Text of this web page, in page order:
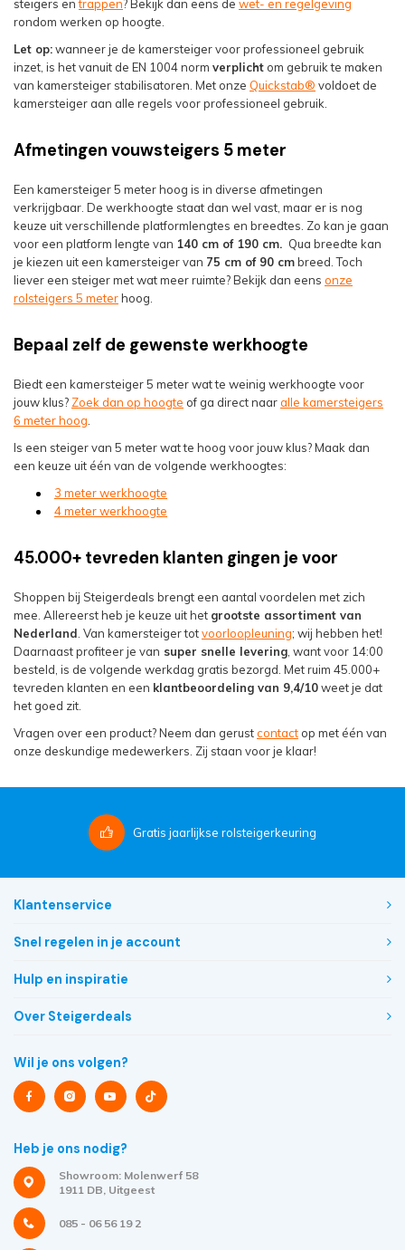
steigers entrappen? Bekijk dan eens de wet- en regelgeving
rondom werken op hoogte.
Let op:wanneer je de kamersteiger voor professioneel gebruik
inzet, is het vanuit de EN 1004 norm verplicht om gebruik te maken
van kamersteiger stabilisatoren. Met onze Quickstab® voldoet de
kamersteiger aan alle regels voor professioneel gebruik.
Afmetingen vouwsteigers 5 meter
Een kamersteiger 5 meter hoog is in diverse afmetingen
verkrijgbaar. De werkhoogte staat dan wel vast, maar er is nog
keuze uit verschillende platformlengtes en breedtes. Zo kan je gaan
voor een platform lengte van 140 cm of 190 cm. Qua breedte kan
je kiezen uit een kamersteiger van 75 cm of 90 cmbreed. Toch
liever een steiger met wat meer ruimte? Bekijk dan eens onze
rolsteigers 5 meterhoog.
Bepaal zelf de gewenste werkhoogte
Biedt een kamersteiger 5 meter wat te weinig werkhoogte voor
jouw klus? Zoek dan op hoogte of ga direct naaralle kamersteigers
6 meter hoog
Is een steiger van 5 meter wat te hoog voor jouw klus? Maak dan
een keuze uit één van de volgende werkhoogtes:
3 meter werkhoogte
4 meter werkhoogte
45.000+ tevreden klanten gingen je voor
Shoppen bij Steigerdeals brengt een aantal voordelen met zich
mee. Allereerst heb je keuze uit het grootste assortiment van
Nederland . Van kamersteiger totvoorloopleuning; wij hebben het!
Daarnaast profiteer je van super snelle levering , want voor 14:00
besteld, is de volgende werkdag gratis bezorgd. Met ruim 45.000+
tevreden klanten en een klantbeoordeling van 9,4/10weet je dat
het goed zit.
Vragen over een product? Neem dan gerustcontact op met één van
onze deskundige medewerkers. Zij staan voor je klaar!
Gratis jaarlijkse rolsteigerkeuring
Klantenservice
Snel regelen in je account
Hulp en inspiratie
Over Steigerdeals
Wil je ons volgen?
Heb je ons nodig?
Showroom: Molenwerf 58
1911 DB, Uitgeest
085 - 06 56 19 2